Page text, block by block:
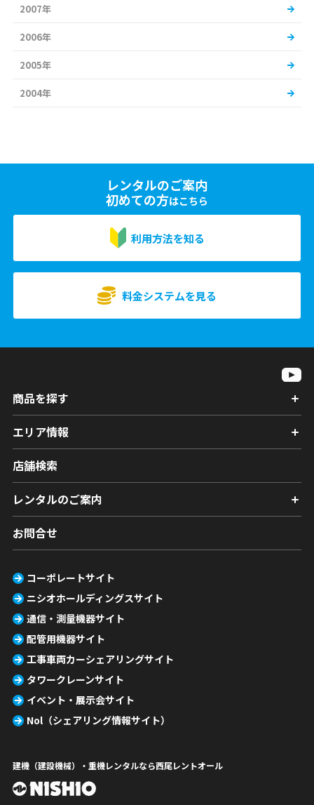
2007年
2006年
2005年
2004年
レンタルのご案内
初めての方はこちら
利用方法を知る
料金システムを見る
商品を探す
エリア情報
店舗検索
レンタルのご案内
お問合せ
コーポレートサイト
ニシオホールディングスサイト
通信・測量機器サイト
配管用機器サイト
工事車両カーシェアリングサイト
タワークレーンサイト
イベント・展示会サイト
Nol（シェアリング情報サイト）
建機（建設機械）・重機レンタルなら西尾レントオール